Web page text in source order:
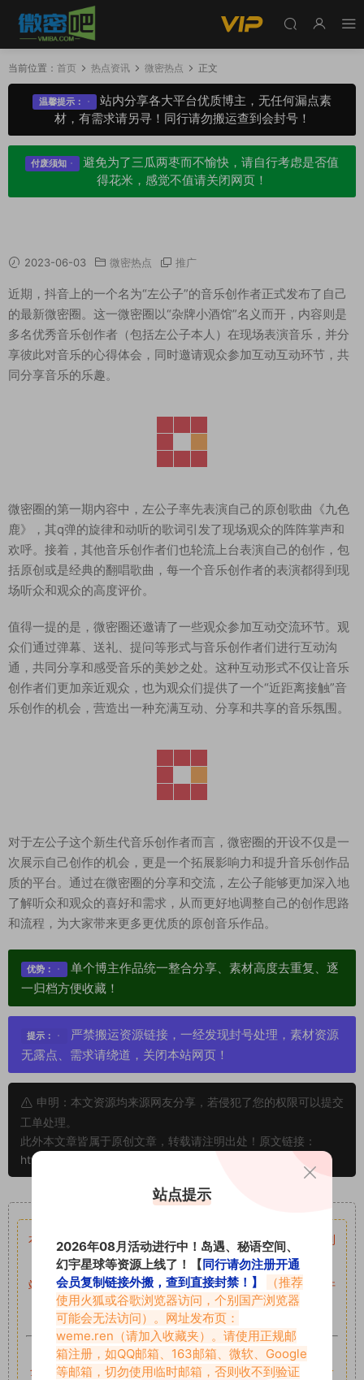
当前位置： 首页 热点资讯 微密热点 正文
温馨提示：
站内分享各大平台优质博主，无任何漏点素
材，有需求请另寻！同行请勿搬运查到会封号！
付废须知
避免为了三瓜两枣而不愉快，请自行考虑是否值
得花米，感觉不值请关闭网页！
2023-06-03 微密热点 推广
近期，抖音上的一个名为“左公子”的音乐创作者正式发布了自己
的最新微密圈。这一微密圈以“杂牌小酒馆”名义而开，内容则是
多名优秀音乐创作者（包括左公子本人）在现场表演音乐，并分
享彼此对音乐的心得体会，同时邀请观众参加互动互动环节，共
同分享音乐的乐趣。
微密圈的第一期内容中，左公子率先表演自己的原创歌曲《九色
鹿》，其q弹的旋律和动听的歌词引发了现场观众的阵阵掌声和
欢呼。接着，其他音乐创作者们也轮流上台表演自己的创作，包
括原创或是经典的翻唱歌曲，每一个音乐创作者的表演都得到现
场听众和观众的高度评价。
值得一提的是，微密圈还邀请了一些观众参加互动交流环节。观
众们通过弹幕、送礼、提问等形式与音乐创作者们进行互动沟
通，共同分享和感受音乐的美妙之处。这种互动形式不仅让音乐
创作者们更加亲近观众，也为观众们提供了一个“近距离接触”音
乐创作的机会，营造出一种充满互动、分享和共享的音乐氛围。
对于左公子这个新生代音乐创作者而言，微密圈的开设不仅是一
次展示自己创作的机会，更是一个拓展影响力和提升音乐创作品
质的平台。通过在微密圈的分享和交流，左公子能够更加深入地
了解听众和观众的喜好和需求，从而更好地调整自己的创作思路
和流程，为大家带来更多更优质的原创音乐作品。
优势：
单个博主作品统一整合分享、素材高度去重复、逐
一归档方便收藏！
提示：
严禁搬运资源链接，一经发现封号处理，素材资源
无露点、需求请绕道，关闭本站网页！
申明：本文资源均来源网友分享，若侵犯了您的权限可以提交
工单处理。
此外本文章皆属于原创文章，转载请注明出处！原文链接：
https://abcjyw.com/746.html
重要声明
本站资源均来自网络分享，如有侵犯你的权益请私信留言
收到
留言后，我们会第一时间进行审核后删除。
站内资源为网友个人学习或测试研究使用，未经原版权作者许
可,禁止用于任何商业途径！请在下载24小时内删除！
如果遇到付费才可获取的素材，建议升级对应的VIP。
全站付费素材可提供补档服务“均有备份”，素材以主流网盘分
站点提示
2026年08月活动进行中！岛遇、秘语空间、
幻宇星球等资源上线了！【同行请勿注册开通
会员复制链接外搬，查到直接封禁！】
（推荐
使用火狐或谷歌浏览器访问，个别国产浏览器
可能会无法访问）。网址发布页：
weme.ren （请加入收藏夹）。请使用正规邮
箱注册，如QQ邮箱、163邮箱、微软、Google
等邮箱，切勿使用临时邮箱，否则收不到验证